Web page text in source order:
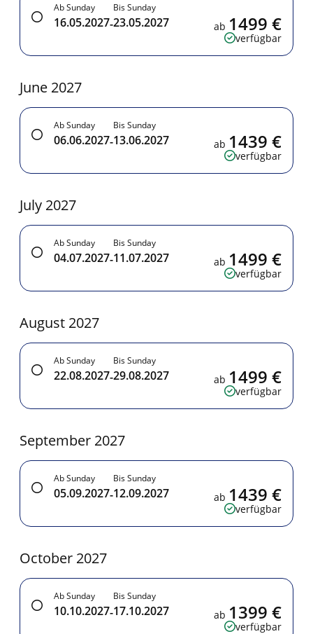
Ab Sunday
16.05.2027-
Bis Sunday
23.05.2027
verfügbar
ab 1499 €
June 2027
Ab Sunday
06.06.2027-
Bis Sunday
13.06.2027
verfügbar
ab 1439 €
July 2027
Ab Sunday
04.07.2027-
Bis Sunday
11.07.2027
verfügbar
ab 1499 €
August 2027
Ab Sunday
22.08.2027-
Bis Sunday
29.08.2027
verfügbar
ab 1499 €
September 2027
Ab Sunday
05.09.2027-
Bis Sunday
12.09.2027
verfügbar
ab 1439 €
October 2027
Ab Sunday
10.10.2027-
Bis Sunday
17.10.2027
verfügbar
ab 1399 €